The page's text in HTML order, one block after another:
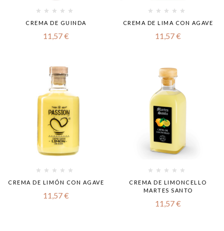
CREMA DE GUINDA
11,57€
CREMA DE LIMA CON AGAVE
11,57€
CREMA DE LIMÓN CON AGAVE
11,57€
CREMA DE LIMONCELLO
MARTES SANTO
11,57€